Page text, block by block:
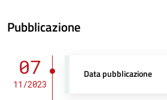
Pubblicazione
07
11/2023
Data pubblicazione